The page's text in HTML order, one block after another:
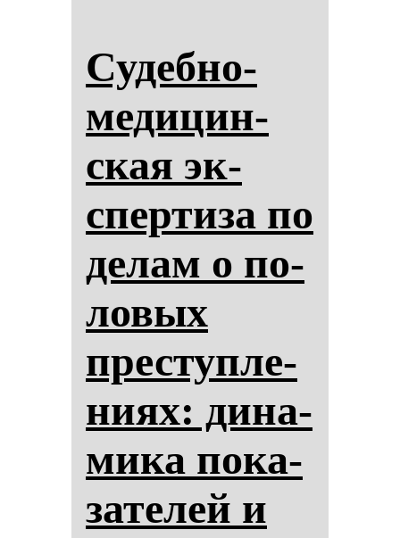
Су­деб­но-
ме­ди­цин­
ская эк­
спер­ти­за по
де­лам о по­
ло­вых
прес­туп­ле­
ни­ях: ди­на­
ми­ка по­ка­
за­те­лей и